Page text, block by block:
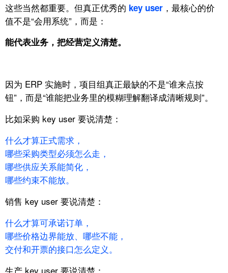
这些当然都重要。 但真正优秀的 key user ，最核心的价
值不是“会用系统”， 而是：
能代表业务，把经营定义清楚。
因为 ERP 实施时， 项目组真正最缺的不是“谁来点按
钮”， 而是“谁能把业务里的模糊理解翻译成清晰规则”。
比如采购 key user 要说清楚：
什么才算正式需求，
哪些采购类型必须怎么走，
哪些供应关系能简化，
哪些约束不能放。
销售 key user 要说清楚：
什么才算可承诺订单，
哪些价格边界能放、哪些不能，
交付和开票的接口怎么定义。
生产 key user 要说清楚：